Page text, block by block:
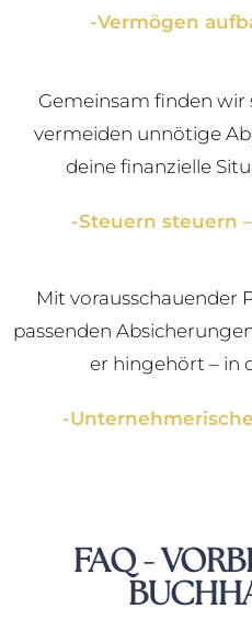
-Vermögen
Gemeinsam finden wir
vermeiden unnötige
deine finanzielle
-Steuern steuern
Mit vorausschauender
passenden
er hingehört – in
-
FAQ -